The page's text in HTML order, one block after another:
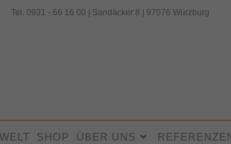
Tel. 0931 - 66 16 00 | Sandäcker 8 | 97076 Würzburg
SHOP ÜBER UNS